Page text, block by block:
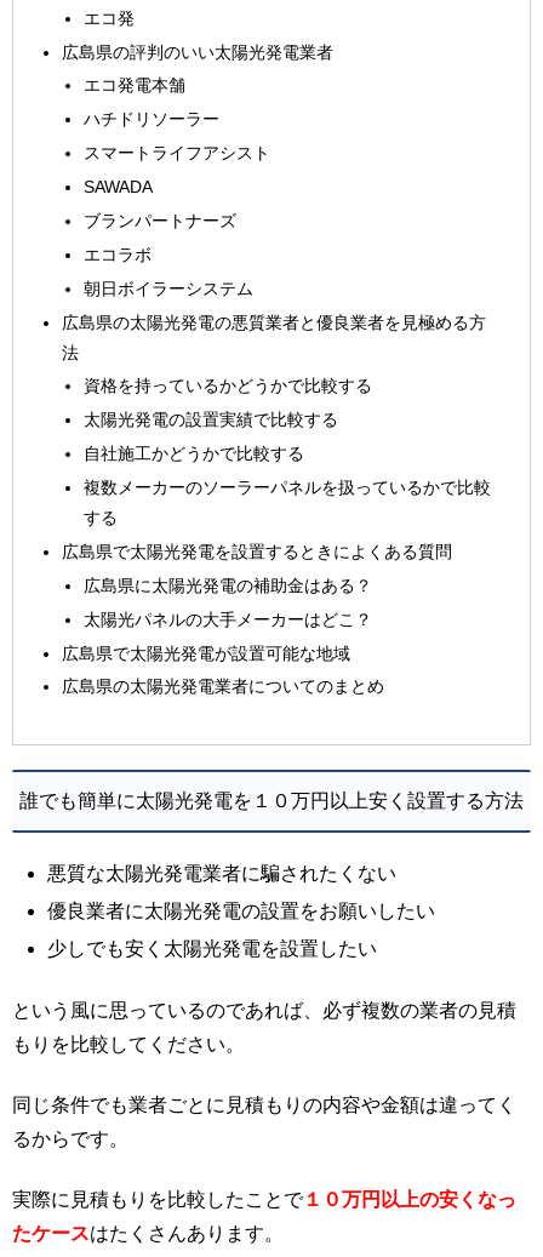
エコ発
広島県の評判のいい太陽光発電業者
エコ発電本舗
ハチドリソーラー
スマートライフアシスト
SAWADA
ブランパートナーズ
エコラボ
朝日ボイラーシステム
広島県の太陽光発電の悪質業者と優良業者を見極める方
法
資格を持っているかどうかで比較する
太陽光発電の設置実績で比較する
自社施工かどうかで比較する
複数メーカーのソーラーパネルを扱っているかで比較
する
広島県で太陽光発電を設置するときによくある質問
広島県に太陽光発電の補助金はある？
太陽光パネルの大手メーカーはどこ？
広島県で太陽光発電が設置可能な地域
広島県の太陽光発電業者についてのまとめ
誰でも簡単に太陽光発電を１０万円以上安く設置する方法
悪質な太陽光発電業者に騙されたくない
優良業者に太陽光発電の設置をお願いしたい
少しでも安く太陽光発電を設置したい
という風に思っているのであれば、必ず複数の業者の見積
もりを比較してください。
同じ条件でも業者ごとに見積もりの内容や金額は違ってく
るからです。
実際に見積もりを比較したことで１０万円以上の安くなっ
たケースはたくさんあります。